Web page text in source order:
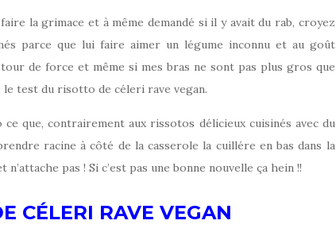
la grimace et à même demandé si il y avait du rab, croyez
parce que lui faire aimer un légume inconnu et au goût
de force et même si mes bras ne sont pas plus gros que
le test du risotto de céleri rave vegan.
que, contrairement aux rissotos délicieux cuisinés avec du
racine à côté de la casserole la cuillére en bas dans la
pas ! Si c’est pas une bonne nouvelle ça hein !!
CÉLERI RAVE VEGAN